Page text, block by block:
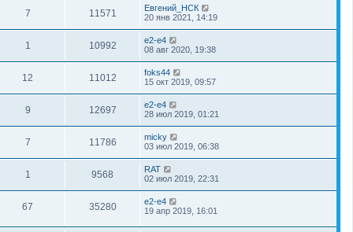
7 11571
Евгений_НСК
20 янв 2021, 14:19
1 10992
e2-e4
08 авг 2020, 19:38
12 11012
foks44
15 окт 2019, 09:57
9 12697
e2-e4
28 июл 2019, 01:21
7 11786
micky
03 июл 2019, 06:38
1 9568
RAT
02 июл 2019, 22:31
67 35280
e2-e4
19 апр 2019, 16:01